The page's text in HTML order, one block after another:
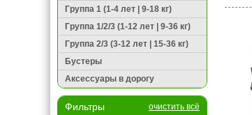
Группа 1 (1-4 лет | 9-18 кг)
Группа 1/2/3 (1-12 лет | 9-36 кг)
Группа 2/3 (3-12 лет | 15-36 кг)
Бустеры
Аксессуары в дорогу
Фильтры очистить всё